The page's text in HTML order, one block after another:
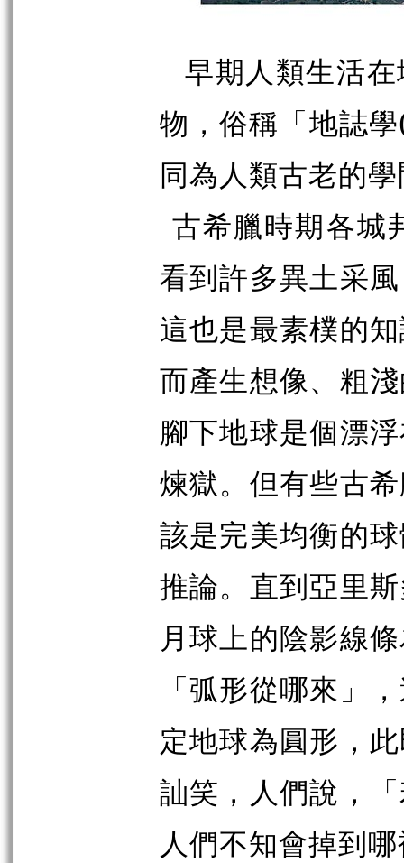
早期人類生活
物，俗稱「地誌
同為人類古老的
古希臘時期各城
看到許多異土采
這也是最素樸的
而產生想像、粗
腳下地球是個漂
煉獄。但有些古
該是完美均衡的
推論。直到亞里
月球上的陰影線
「弧形從哪來」
定地球為圓形，
訕笑，人們說，
人們不知會掉到